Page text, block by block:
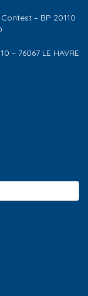
– BP 20110
– 76067 LE HAVRE